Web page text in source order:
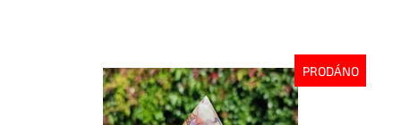
PRODÁNO
Dostupnost:
Vyprodáno
9211